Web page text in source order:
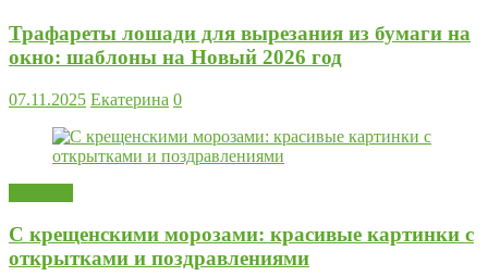
Трафареты лошади для вырезания из бумаги на
окно: шаблоны на Новый 2026 год
07.11.2025 Екатерина 0
С крещенскими морозами: красивые картинки с
открытками и поздравлениями